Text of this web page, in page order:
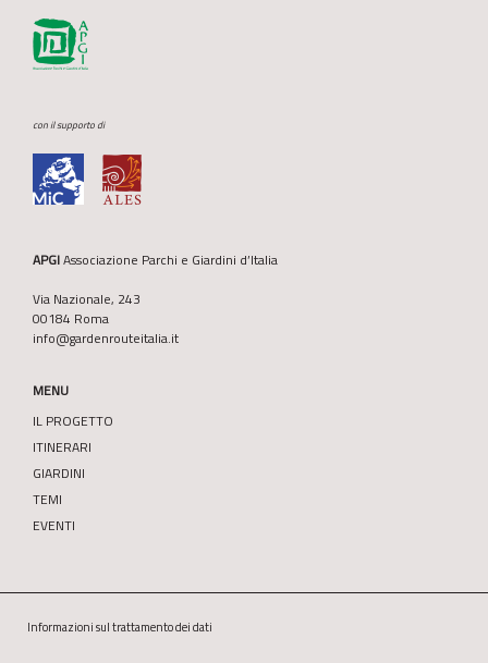
con il supporto di
APGIAssociazione Parchi e Giardini d’Italia
Via Nazionale, 243
00184 Roma
info@gardenrouteitalia.it
MENU
IL PROGETTO
ITINERARI
GIARDINI
TEMI
EVENTI
Informazioni sul trattamento dei dati